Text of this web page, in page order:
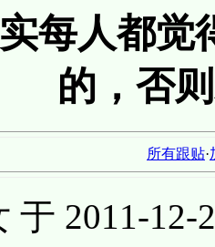
每人都觉
的，否
所有跟贴·
于 2011-12-